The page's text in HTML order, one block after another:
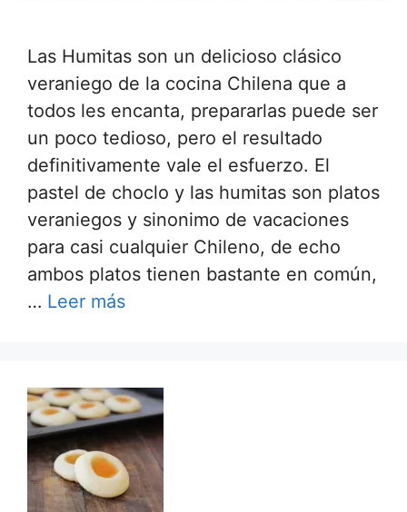
Las Humitas son un delicioso clásico
veraniego de la cocina Chilena que a
todos les encanta, prepararlas puede ser
un poco tedioso, pero el resultado
definitivamente vale el esfuerzo. El
pastel de choclo y las humitas son platos
veraniegos y sinonimo de vacaciones
para casi cualquier Chileno, de echo
ambos platos tienen bastante en común,
… Leer más